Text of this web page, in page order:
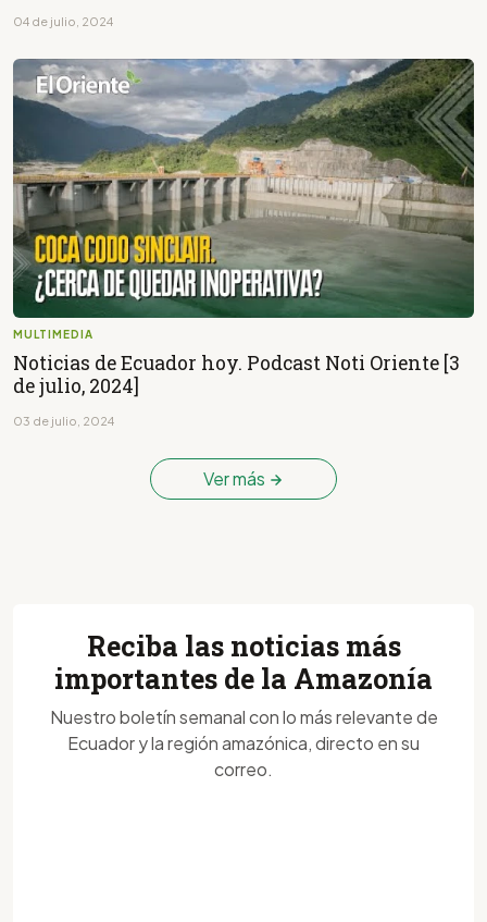
04 de julio, 2024
MULTIMEDIA
Noticias de Ecuador hoy. Podcast Noti Oriente [3
de julio, 2024]
03 de julio, 2024
Ver más
Reciba las noticias más
importantes de la Amazonía
Nuestro boletín semanal con lo más relevante de
Ecuador y la región amazónica, directo en su
correo.